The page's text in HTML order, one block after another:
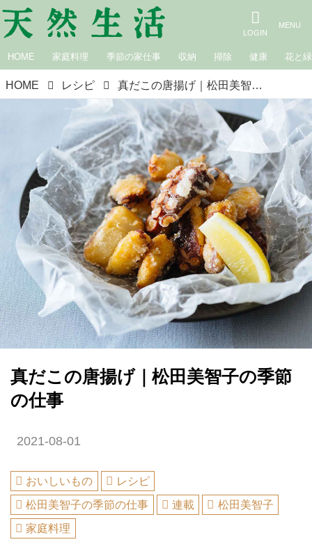
HOME 家庭料理 季節の家仕事 収納 掃除 健康 花と緑
HOME レシピ 真だこの唐揚げ｜松田美智子の季節の仕事
真だこの唐揚げ｜松田美智子の季節
の仕事
2021-08-01
おいしいもの
レシピ
松田美智子の季節の仕事
連載
松田美智子
家庭料理